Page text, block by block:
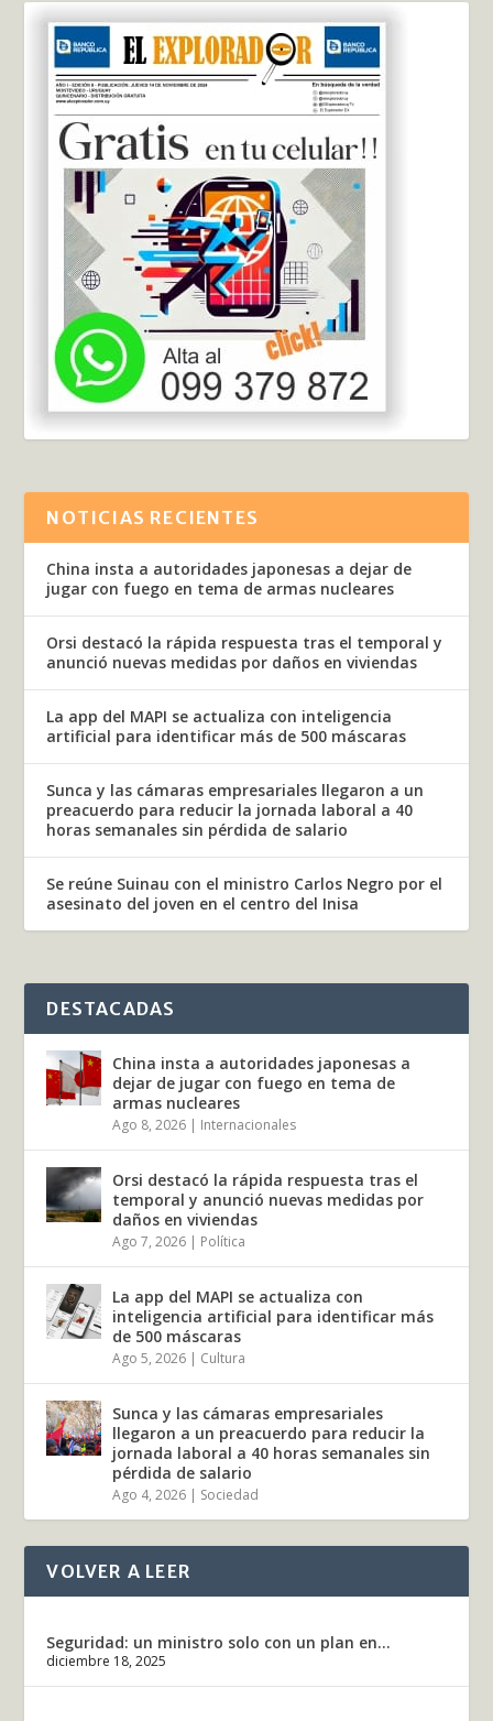
NOTICIAS RECIENTES
China insta a autoridades japonesas a dejar de
jugar con fuego en tema de armas nucleares
Orsi destacó la rápida respuesta tras el temporal y
anunció nuevas medidas por daños en viviendas
La app del MAPI se actualiza con inteligencia
artificial para identificar más de 500 máscaras
Sunca y las cámaras empresariales llegaron a un
preacuerdo para reducir la jornada laboral a 40
horas semanales sin pérdida de salario
Se reúne Suinau con el ministro Carlos Negro por el
asesinato del joven en el centro del Inisa
DESTACADAS
China insta a autoridades japonesas a
dejar de jugar con fuego en tema de
armas nucleares
Ago 8, 2026 | Internacionales
Orsi destacó la rápida respuesta tras el
temporal y anunció nuevas medidas por
daños en viviendas
Ago 7, 2026 | Política
La app del MAPI se actualiza con
inteligencia artificial para identificar más
de 500 máscaras
Ago 5, 2026 | Cultura
Sunca y las cámaras empresariales
llegaron a un preacuerdo para reducir la
jornada laboral a 40 horas semanales sin
pérdida de salario
Ago 4, 2026 | Sociedad
VOLVER A LEER
Seguridad: un ministro solo con un plan en...
diciembre 18, 2025